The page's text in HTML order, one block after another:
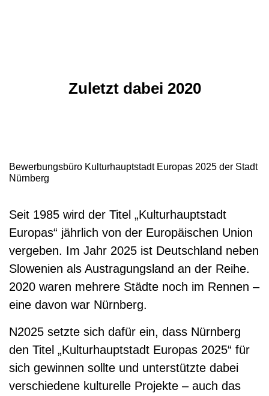
Zuletzt dabei 2020
Bewerbungsbüro Kulturhauptstadt Europas 2025 der Stadt
Nürnberg
Seit 1985 wird der Titel „Kulturhauptstadt
Europas“ jährlich von der Europäischen Union
vergeben. Im Jahr 2025 ist Deutschland neben
Slowenien als Austragungsland an der Reihe.
2020 waren mehrere Städte noch im Rennen –
eine davon war Nürnberg.
N2025 setzte sich dafür ein, dass Nürnberg
den Titel „Kulturhauptstadt Europas 2025“ für
sich gewinnen sollte und unterstützte dabei
verschiedene kulturelle Projekte – auch das